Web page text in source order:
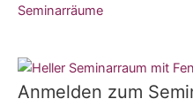
Seminarräume
Anmelden zum